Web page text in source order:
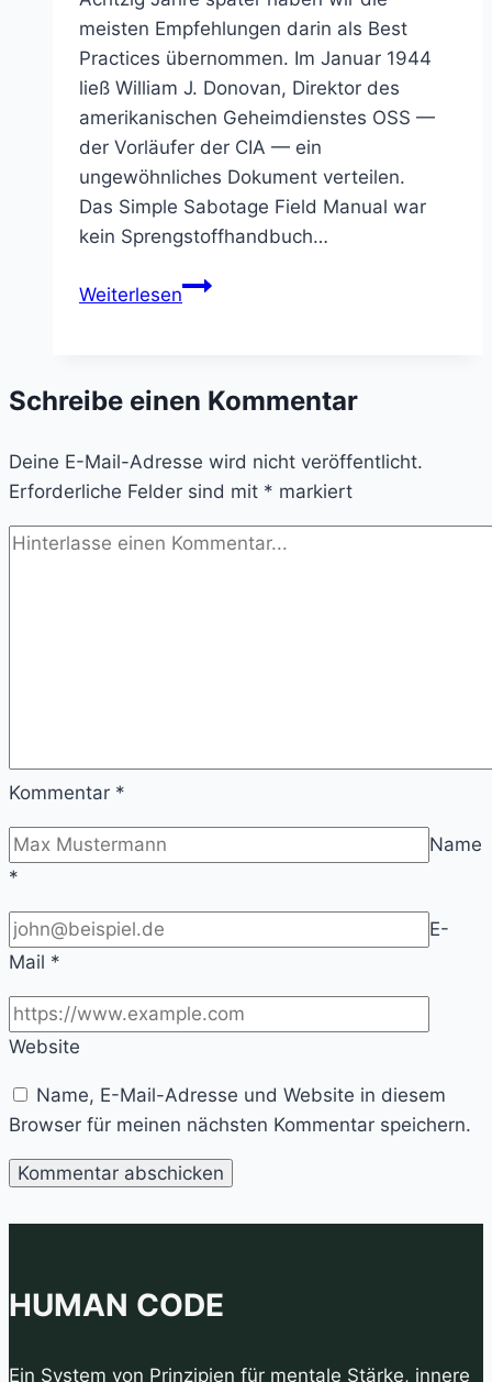
meisten Empfehlungen darin als Best
Practices übernommen. Im Januar 1944
ließ William J. Donovan, Direktor des
amerikanischen Geheimdienstes OSS —
der Vorläufer der CIA — ein
ungewöhnliches Dokument verteilen.
Das Simple Sabotage Field Manual war
kein Sprengstoffhandbuch…
WeiterlesenWir
nennen
Produktivität
Schreibe einen Kommentar
Deine E-Mail-Adresse wird nicht veröffentlicht.
Erforderliche Felder sind mit * markiert
Kommentar *
Name
*
E-
Mail *
Website
Name, E-Mail-Adresse und Website in diesem
Browser für meinen nächsten Kommentar speichern.
HUMAN CODE
Ein System von Prinzipien für mentale Stärke, innere